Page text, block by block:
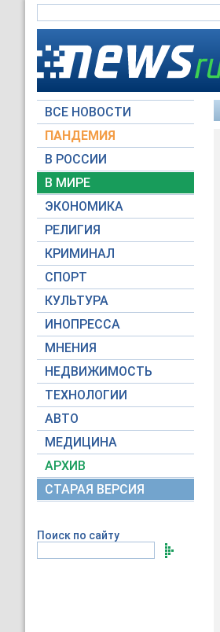
ВСЕ НОВОСТИ
ПАНДЕМИЯ
В РОССИИ
В МИРЕ
ЭКОНОМИКА
РЕЛИГИЯ
КРИМИНАЛ
СПОРТ
КУЛЬТУРА
ИНОПРЕССА
МНЕНИЯ
НЕДВИЖИМОСТЬ
ТЕХНОЛОГИИ
АВТО
МЕДИЦИНА
АРХИВ
СТАРАЯ ВЕРСИЯ
Поиск по сайту